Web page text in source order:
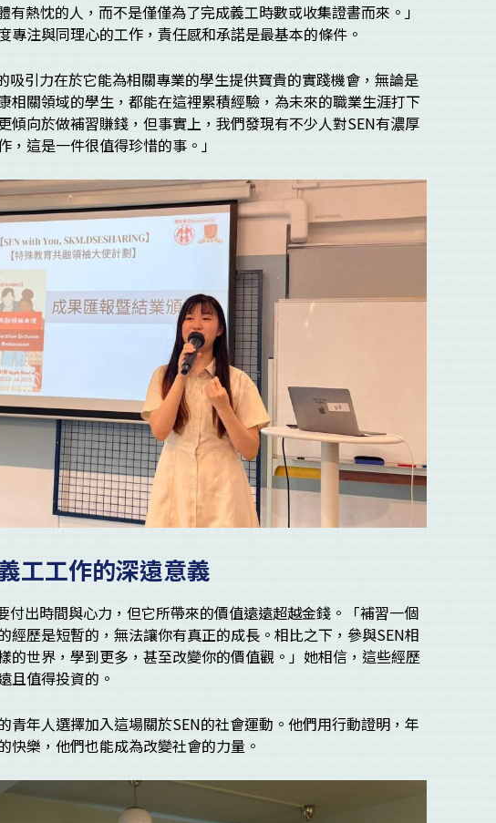
有熱忱的人，而不是僅僅為了完成義工時數或收集證書而來。」
專注與同理心的工作，責任感和承諾是最基本的條件。
吸引力在於它能為相關專業的學生提供寶貴的實踐機會，無論是
相關領域的學生，都能在這裡累積經驗，為未來的職業生涯打下
傾向於做補習賺錢，但事實上，我們發現有不少人對SEN有濃厚
這是一件很值得珍惜的事。」
工工作的深遠意義
付出時間與心力，但它所帶來的價值遠遠超越金錢。「補習一個
經歷是短暫的，無法讓你有真正的成長。相比之下，參與SEN相
的世界，學到更多，甚至改變你的價值觀。」她相信，這些經歷
且值得投資的。
青年人選擇加入這場關於SEN的社會運動。他們用行動證明，年
快樂，他們也能成為改變社會的力量。